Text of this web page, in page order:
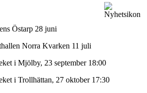
Östarp 28 juni
Norra Kvarken 11 juli
i Mjölby, 23 september 18:00
i Trollhättan, 27 oktober 17:30